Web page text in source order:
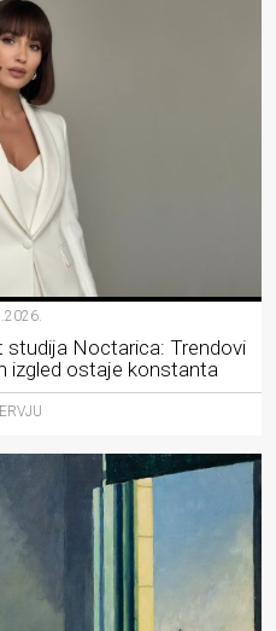
studija Noctarica: Trendovi
izgled ostaje konstanta